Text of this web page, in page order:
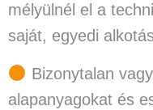
mélyülnél el a
saját, egyedi
Bizonytalan
alapanyagokat és